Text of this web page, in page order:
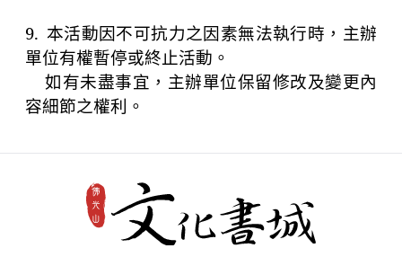
9. 本活動因不可抗力之因素無法執行時，主辦
單位有權暫停或終止活動。
如有未盡事宜，主辦單位保留修改及變更內
容細節之權利。